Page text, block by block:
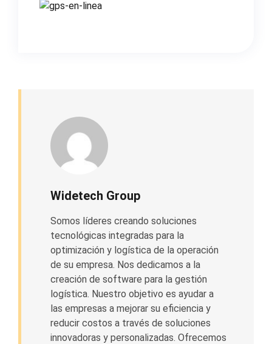
Widetech Group
Somos líderes creando soluciones
tecnológicas integradas para la
optimización y logística de la operación
de su empresa. Nos dedicamos a la
creación de software para la gestión
logística. Nuestro objetivo es ayudar a
las empresas a mejorar su eficiencia y
reducir costos a través de soluciones
innovadoras y personalizadas. Ofrecemos